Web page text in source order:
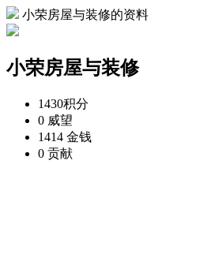
小荣房屋与装修的资料
小荣房屋与装修
1430积分
0 威望
1414 金钱
0 贡献